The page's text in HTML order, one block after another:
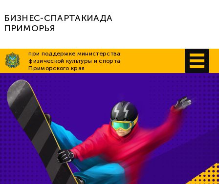
БИЗНЕС-СПАРТАКИАДА
ПРИМОРЬЯ
при поддержке министерства
физической культуры и спорта
Приморского края